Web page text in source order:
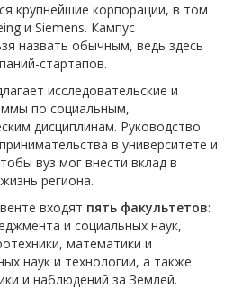
крупнейшие корпорации, в том
и Siemens. Кампус
назвать обычным, ведь здесь
стартапов.
исследовательские и
по социальным,
дисциплинам. Руководство
в университете и
вуз мог внести вклад в
региона.
входят пять факультетов:
и социальных наук,
математики и
наук и технологии, а также
и наблюдений за Землей.